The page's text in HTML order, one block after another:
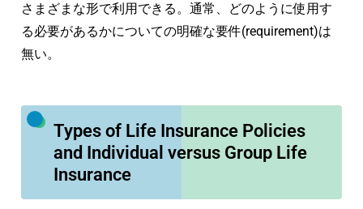
さまざまな形で利用できる。通常、どのように使用す
る必要があるかについての明確な要件(requirement)は
無い。
Types of Life Insurance Policies
and Individual versus Group Life
Insurance